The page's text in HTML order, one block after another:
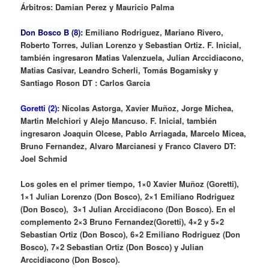
Árbitros: Damian Perez y Mauricio Palma
Don Bosco B (8): Emiliano Rodriguez, Mariano Rivero,
Roberto Torres, Julian Lorenzo y Sebastian Ortiz. F. Inicial,
también ingresaron Matias Valenzuela, Julian Arccidiacono,
Matias Casivar, Leandro Scherli, Tomás Bogamisky y
Santiago Roson DT : Carlos Garcia
Goretti (2): Nicolas Astorga, Xavier Muñoz, Jorge Michea,
Martin Melchiori y Alejo Mancuso. F. Inicial, también
ingresaron Joaquin Olcese, Pablo Arriagada, Marcelo Micea,
Bruno Fernandez, Alvaro Marcianesi y Franco Clavero DT:
Joel Schmid
Los goles en el primer tiempo, 1×0 Xavier Muñoz (Goretti),
1×1 Julian Lorenzo (Don Bosco), 2×1 Emiliano Rodriguez
(Don Bosco), 3×1 Julian Arccidiacono (Don Bosco). En el
complemento 2×3 Bruno Fernandez(Goretti), 4×2 y 5×2
Sebastian Ortiz (Don Bosco), 6×2 Emiliano Rodriguez (Don
Bosco), 7×2 Sebastian Ortiz (Don Bosco) y Julian
Arccidiacono (Don Bosco).